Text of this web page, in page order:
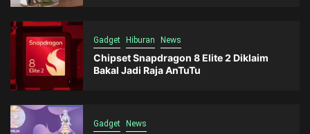
Gadget Hiburan News
Chipset Snapdragon 8 Elite 2 Diklaim
Bakal Jadi Raja AnTuTu
Gadget News